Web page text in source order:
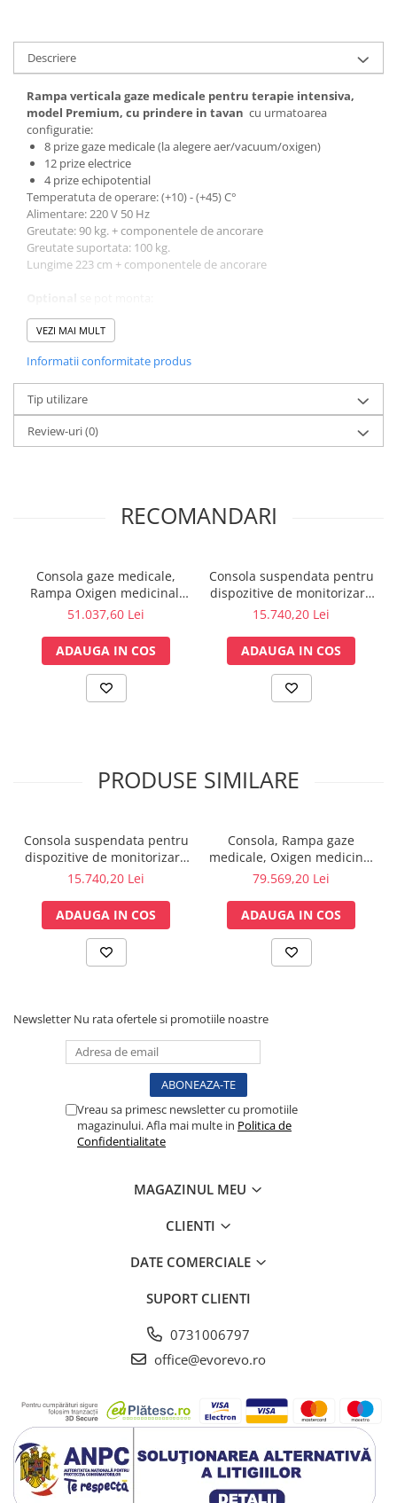
cutii medicamente
Electrozi
Hartie
Accesorii pentru perfuzie
Geluri
Filtre antibacteriene si antivirale
Garouri
Ochelari de protectie
Gel ECO
Cabluri EKG (10 fire)
Sonde US
Vase
Turbine
Spirometre
Filtre antibacteriene
Dermatoscoape
Audiometre
Laringoscoape
Oglinzi/Lampi frontale
Diapazon
Set ORL/Oftalmo
Lampi examinare
Electroencefalografe
Stetoscoape
Tensiometre
Otoscoape
Ingrijirea sanatatii
Aparate apnee
Aparate masaj
Glucometre
Perne si paturi electrice
Perne ortopedice
Tensiometre
Taliometre / Pediometre
Prim ajutor, urgenta & reanimare
Truse urgente
Genti urgente
Gulere cervicale
Masti
Descriere
Rampa verticala gaze medicale pentru terapie intensiva,
model Premium, cu prindere in tavan cu urmatoarea
configuratie:
8 prize gaze medicale (la alegere aer/vacuum/oxigen)
12 prize electrice
4 prize echipotential
Temperatuta de operare: (+10) - (+45) C°
Alimentare: 220 V 50 Hz
Greutate: 90 kg. + componentele de ancorare
Greutate suportata: 100 kg.
Lungime 223 cm + componentele de ancorare
2 buc. suport monitor,
1 buc. raft cu sertar
include accesoriile: stativ perfuzii, suport monitor, cos
instrumente, bol, borcan pentru catetere, borcan vacuum, stativ
furtune, cuple prize gaze.
VEZI MAI MULT
Informatii conformitate produs
Tip utilizare
Review-uri(0)
RECOMANDARI
Consola gaze medicale,
Rampa Oxigen medicinal,
suspendata, cu 2 suporturi
51.037,60 Lei
ADAUGA IN COS
Consola suspendata pentru
dispozitive de monitorizare
pacient - Model 1, Rotatie
15.740,20 Lei
ADAUGA IN COS
PRODUSE SIMILARE
Consola suspendata pentru
dispozitive de monitorizare
pacient Model 2, Rotatie
15.740,20 Lei
ADAUGA IN COS
Consola, Rampa gaze
medicale, Oxigen medicinal
ATI, suspendata, cu 3
79.569,20 Lei
ADAUGA IN COS
Newsletter Nu rata ofertele si promotiile noastre
Vreau sa primesc newsletter cu promotiile
magazinului. Afla mai multe in Politica de
Confidentialitate
MAGAZINUL MEU
CLIENTI
DATE COMERCIALE
SUPORT CLIENTI
0731006797
office@evorevo.ro